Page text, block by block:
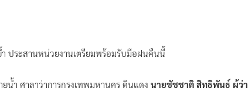
ำ ประสานหน่วยงานเตรียมพร้อมรับมือฝนคืนนี้
น้ำ ศาลาว่าการกรุงเทพมหานคร ดินแดง นายชัชชาติ สิทธิพันธุ์ ผู้ว่า